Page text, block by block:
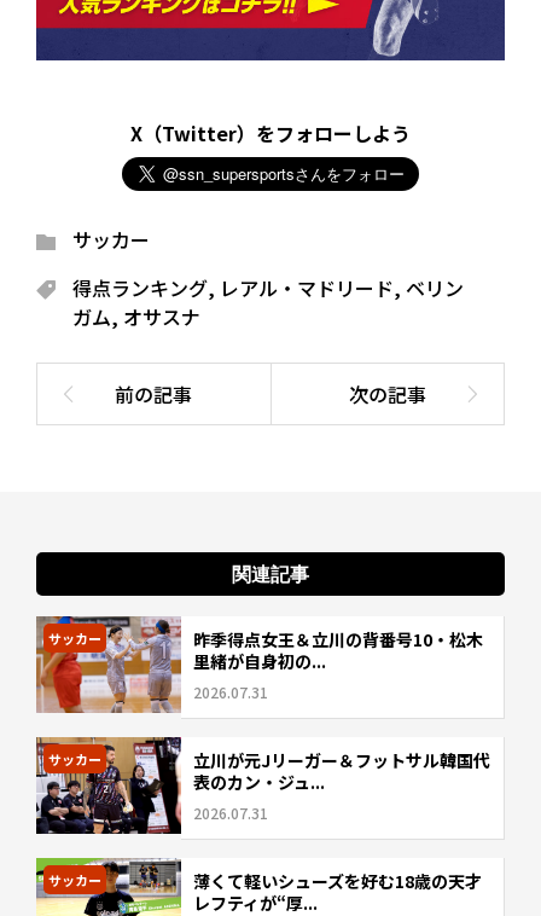
X（Twitter）をフォローしよう
サッカー
得点ランキング, レアル・マドリード, ベリン
ガム, オサスナ
関連記事
サッカー
昨季得点女王＆立川の背番号10・松木
里緒が自身初の...
2026.07.31
サッカー
立川が元Jリーガー＆フットサル韓国代
表のカン・ジュ...
2026.07.31
サッカー
薄くて軽いシューズを好む18歳の天才
レフティが“厚...